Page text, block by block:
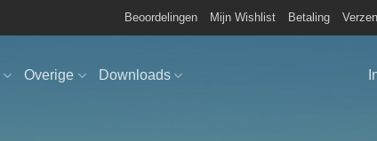
Beoordelingen Mijn Wishlist Betaling
Overige Downloads